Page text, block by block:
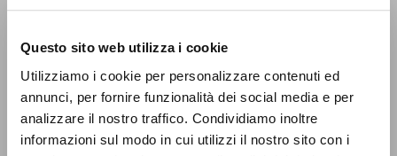
Questo sito web utilizza i cookie
Utilizziamo i cookie per personalizzare contenuti ed
annunci, per fornire funzionalità dei social media e per
analizzare il nostro traffico. Condividiamo inoltre
informazioni sul modo in cui utilizzi il nostro sito con i
Giussani LuigiAuthor